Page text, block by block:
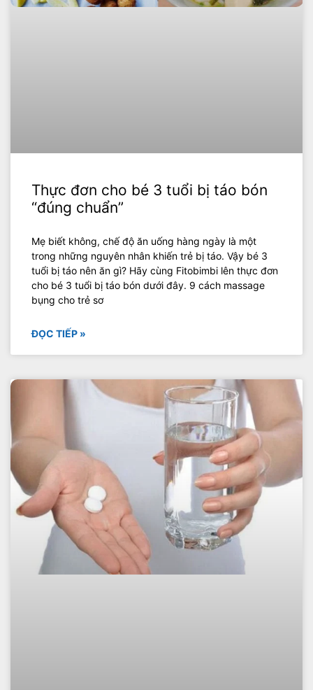
Thực đơn cho bé 3 tuổi bị táo bón
“đúng chuẩn”
Mẹ biết không, chế độ ăn uống hàng ngày là một
trong những nguyên nhân khiến trẻ bị táo. Vậy bé 3
tuổi bị táo nên ăn gì? Hãy cùng Fitobimbi lên thực đơn
cho bé 3 tuổi bị táo bón dưới đây. 9 cách massage
bụng cho trẻ sơ
ĐỌC TIẾP »